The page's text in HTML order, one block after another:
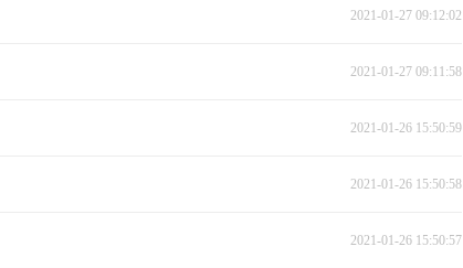
2021-01-27 09:12:02
2021-01-27 09:11:58
2021-01-26 15:50:59
2021-01-26 15:50:58
2021-01-26 15:50:57